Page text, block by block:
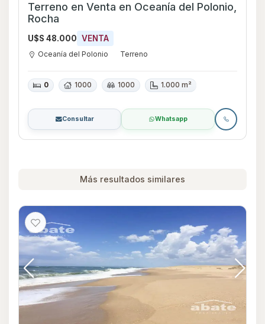
Terreno en Venta en Oceanía del Polonio,
Rocha
U$S 48.000 VENTA
Oceanía del Polonio Terreno
0 1000 1000 1.000 m²
Consultar Whatsapp
Más resultados similares